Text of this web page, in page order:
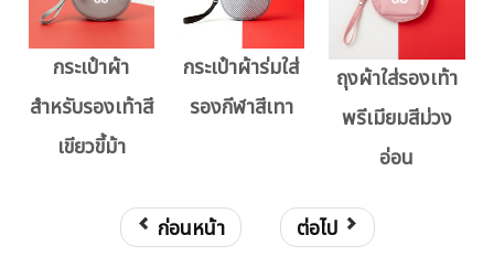
กระเป๋าผ้า
สำหรับรองเท้าสี
เขียวขี้ม้า
กระเป๋าผ้าร่มใส่
รองกีฬาสีเทา
ถุงผ้าใส่รองเท้า
พรีเมียมสีม่วง
อ่อน
ก่อนหน้า ต่อไป